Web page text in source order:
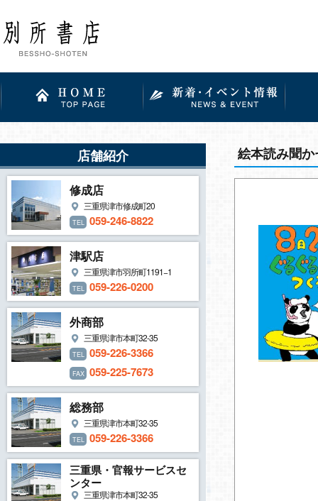
店舗紹介
修成店
三重県津市修成町20
TEL 059-246-8822
津駅店
三重県津市羽所町1191−1
TEL 059-226-0200
外商部
三重県津市本町32-35
TEL 059-226-3366
FAX 059-225-7673
総務部
三重県津市本町32-35
TEL 059-226-3366
三重県・官報サービスセ
ンター
三重県津市本町32-35
絵本読み聞